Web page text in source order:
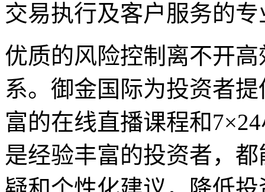
交易执行及客户服务的专
优质的风险控制离不开
系。御金国际为投资者
富的在线直播课程和
是经验丰富的投资者，